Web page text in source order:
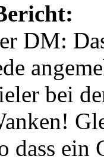
DM:
bei
dass ein